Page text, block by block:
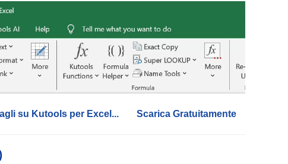
su Kutools per Excel... Scarica Gratuitamente